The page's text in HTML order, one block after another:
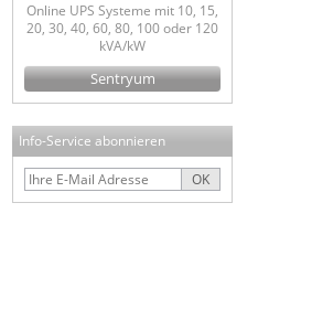
Online UPS Systeme mit 10, 15,
20, 30, 40, 60, 80, 100 oder 120
kVA/kW
Sentryum
Info-Service abonnieren
OK